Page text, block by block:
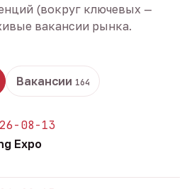
(вокруг ключевых —
вакансии рынка.
Вакансии 164
08-13
Expo